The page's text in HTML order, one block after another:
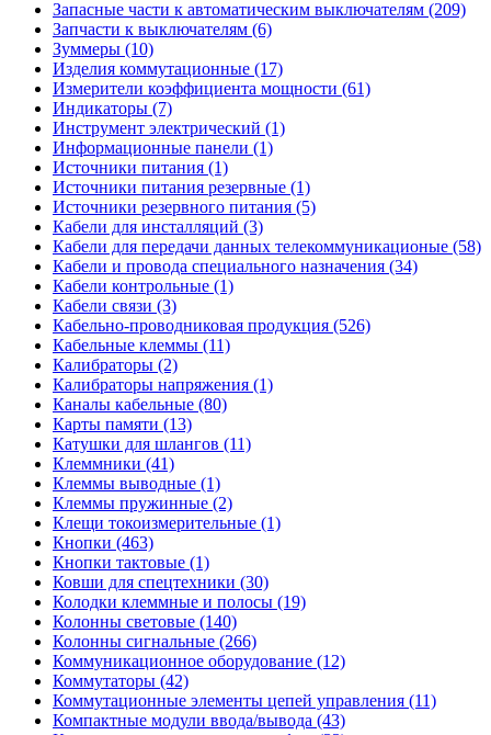
Запасные части к автоматическим выключателям (209)
Запчасти к выключателям (6)
Зуммеры (10)
Изделия коммутационные (17)
Измерители коэффициента мощности (61)
Индикаторы (7)
Инструмент электрический (1)
Информационные панели (1)
Источники питания (1)
Источники питания резервные (1)
Источники резервного питания (5)
Кабели для инсталляций (3)
Кабели для передачи данных телекоммуникационые (58)
Кабели и провода специального назначения (34)
Кабели контрольные (1)
Кабели связи (3)
Кабельно-проводниковая продукция (526)
Кабельные клеммы (11)
Калибраторы (2)
Калибраторы напряжения (1)
Каналы кабельные (80)
Карты памяти (13)
Катушки для шлангов (11)
Клеммники (41)
Клеммы выводные (1)
Клеммы пружинные (2)
Клещи токоизмерительные (1)
Кнопки (463)
Кнопки тактовые (1)
Ковши для спецтехники (30)
Колодки клеммные и полосы (19)
Колонны световые (140)
Колонны сигнальные (266)
Коммуникационное оборудование (12)
Коммутаторы (42)
Коммутационные элементы цепей управления (11)
Компактные модули ввода/вывода (43)